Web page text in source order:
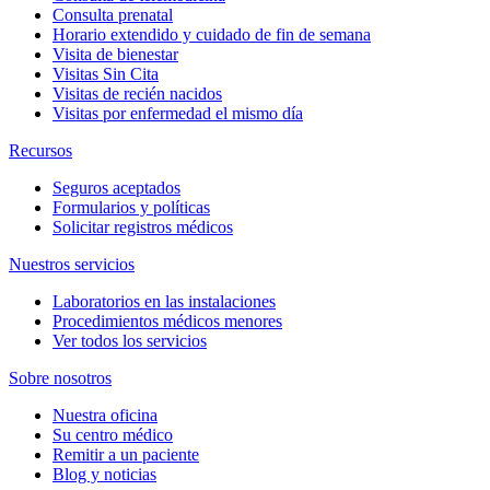
Consulta prenatal
Horario extendido y cuidado de fin de semana
Visita de bienestar
Visitas Sin Cita
Visitas de recién nacidos
Visitas por enfermedad el mismo día
Recursos
Seguros aceptados
Formularios y políticas
Solicitar registros médicos
Nuestros servicios
Laboratorios en las instalaciones
Procedimientos médicos menores
Ver todos los servicios
Sobre nosotros
Nuestra oficina
Su centro médico
Remitir a un paciente
Blog y noticias